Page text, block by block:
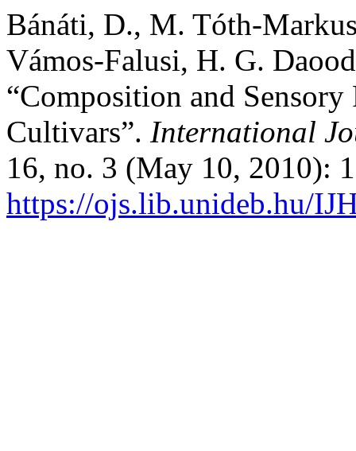
Bánáti, D., M. Tóth-
Vámos-Falusi, H. G.
“Composition and
Cultivars”. International
16, no. 3 (May 10, 2010):
https://ojs.lib.unideb.hu/